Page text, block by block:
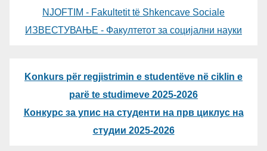
NJOFTIM - Fakultetit të Shkencave Sociale
ИЗВЕСТУВАЊЕ - Факултетот за социјални науки
Konkurs për regjistrimin e studentëve në ciklin e
parë te studimeve 2025-2026
Конкурс за упис на студенти на прв циклус на
студии 2025-2026